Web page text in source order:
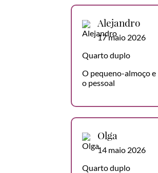
Alejandro
17 maio 2026
Quarto duplo
O pequeno-almoço e
o pessoal
Olga
14 maio 2026
Quarto duplo